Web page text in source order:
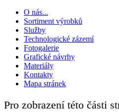
O nás...
Sortiment výrobků
Služby
Technologické zázemí
Fotogalerie
Grafické návrhy
Materiály
Kontakty
Mapa stránek
Pro zobrazení této části